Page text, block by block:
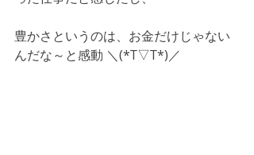
豊かさというのは、お金だけじゃない
んだな～と感動 ＼(*T▽T*)／